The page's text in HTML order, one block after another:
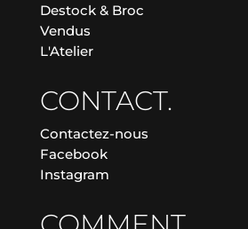
Destock & Broc
Vendus
L'Atelier
CONTACT.
Contactez-nous
Facebook
Instagram